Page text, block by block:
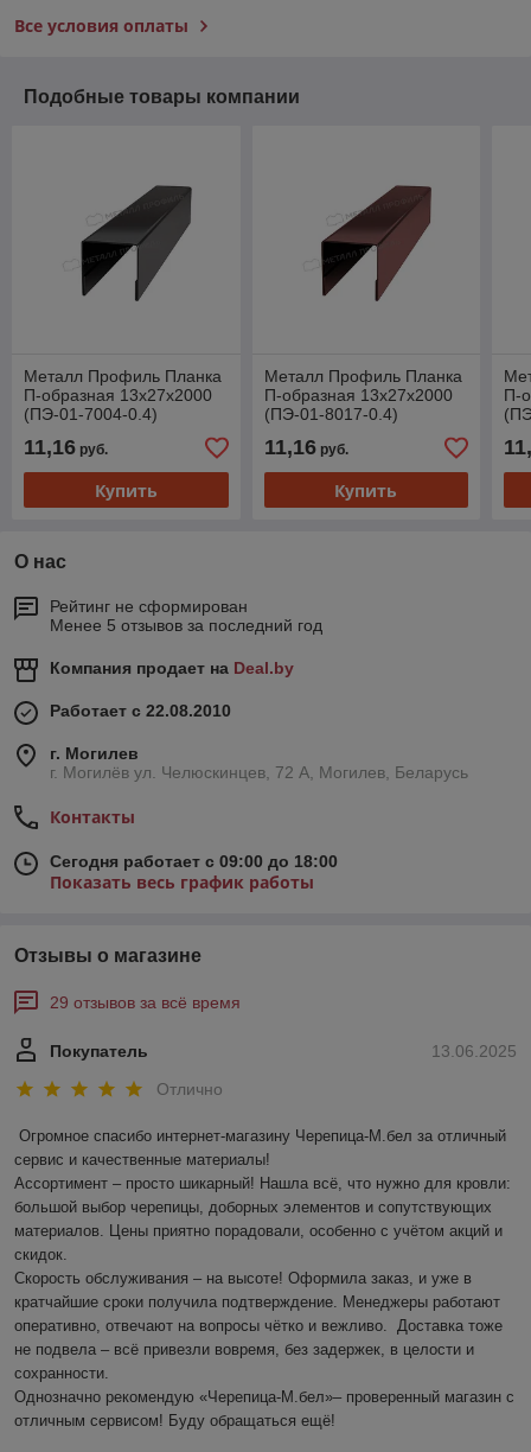
Все условия оплаты
Подобные товары компании
Металл Профиль Планка
П-образная 13х27х2000
(ПЭ-01-7004-0.4)
11,16 руб.
Купить
Металл Профиль Планка
П-образная 13х27х2000
(ПЭ-01-8017-0.4)
11,16руб.
Купить
П-
О нас
Рейтинг не сформирован
Менее 5 отзывов за последний год
Компания продает на Deal.by
Работает с 22.08.2010
г. Могилев
г. Могилёв ул. Челюскинцев, 72 А, Могилев, Беларусь
Контакты
Сегодня работает с 09:00 до 18:00
Показать весь график работы
Отзывы о магазине
29 отзывов за всё время
13.06.2025
Покупатель
Отлично
Огромное спасибо интернет-магазину Черепица-М.бел за отличный
сервис и качественные материалы!
Ассортимент – просто шикарный! Нашла всё, что нужно для кровли:
большой выбор черепицы, доборных элементов и сопутствующих
материалов. Цены приятно порадовали, особенно с учётом акций и
скидок.
Скорость обслуживания – на высоте! Оформила заказ, и уже в
кратчайшие сроки получила подтверждение. Менеджеры работают
оперативно, отвечают на вопросы чётко и вежливо.  Доставка тоже
не подвела – всё привезли вовремя, без задержек, в целости и
сохранности.
Однозначно рекомендую «Черепица-М.бел»– проверенный магазин с
отличным сервисом! Буду обращаться ещё!